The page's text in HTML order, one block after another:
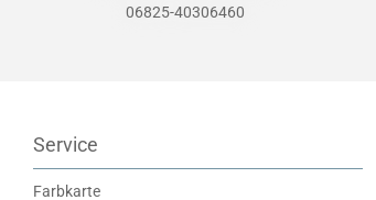
06825-40306460
Service
Farbkarte